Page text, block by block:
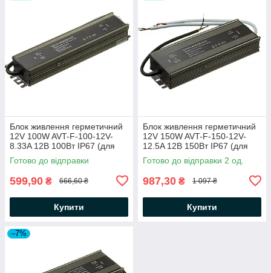
Блок живлення герметичний
12V 100W AVT-F-100-12V-
8.33A 12В 100Вт IP67 (для
світлодіодних стрічок,
модулів) 207х44х31мм
Готово до відправки
599,90 ₴ 666,60 ₴
Купити
Блок живлення герметичний
12V 150W AVT-F-150-12V-
12.5A 12В 150Вт IP67 (для
світлодіодних стрічок,
модулів) 212х70х35мм
Готово до відправки 2 од.
987,30 ₴ 1 097 ₴
Купити
–7%